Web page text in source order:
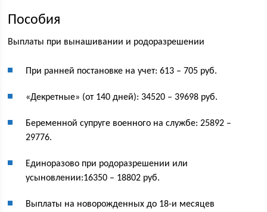
Пособия
Выплаты при вынашивании и родоразрешении
При ранней постановке на учет: 613 – 705 руб.
«Декретные» (от 140 дней): 34520 – 39698 руб.
Беременной супруге военного на службе: 25892 –
29776.
Единоразово при родоразрешении или
усыновлении:16350 – 18802 руб.
Выплаты на новорожденных до 18-и месяцев